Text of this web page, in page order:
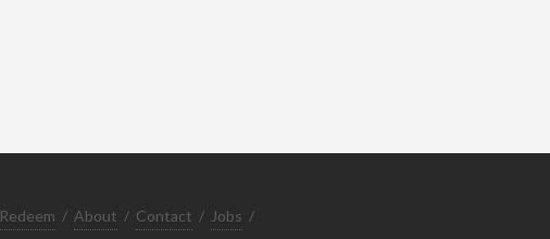
Redeem / About / Contact / Jobs /